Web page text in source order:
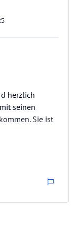
herzlich
seinen
Sie ist